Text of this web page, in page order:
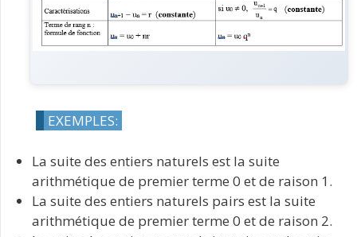
EXEMPLES:
La suite des entiers naturels est la suite
arithmétique de premier terme 0 et de raison 1.
La suite des entiers naturels pairs est la suite
arithmétique de premier terme 0 et de raison 2.